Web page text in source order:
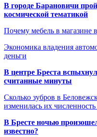
В городе Барановичи
космической тематикой
Почему мебель в магазине
Экономика владения
деньги
В центре Бреста
считанные минуты
Сколько зубров в
изменилась их численность
В Бресте ночью
известно?